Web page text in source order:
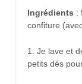
Ingrédients :
confiture
1. Je lave et
petits dés